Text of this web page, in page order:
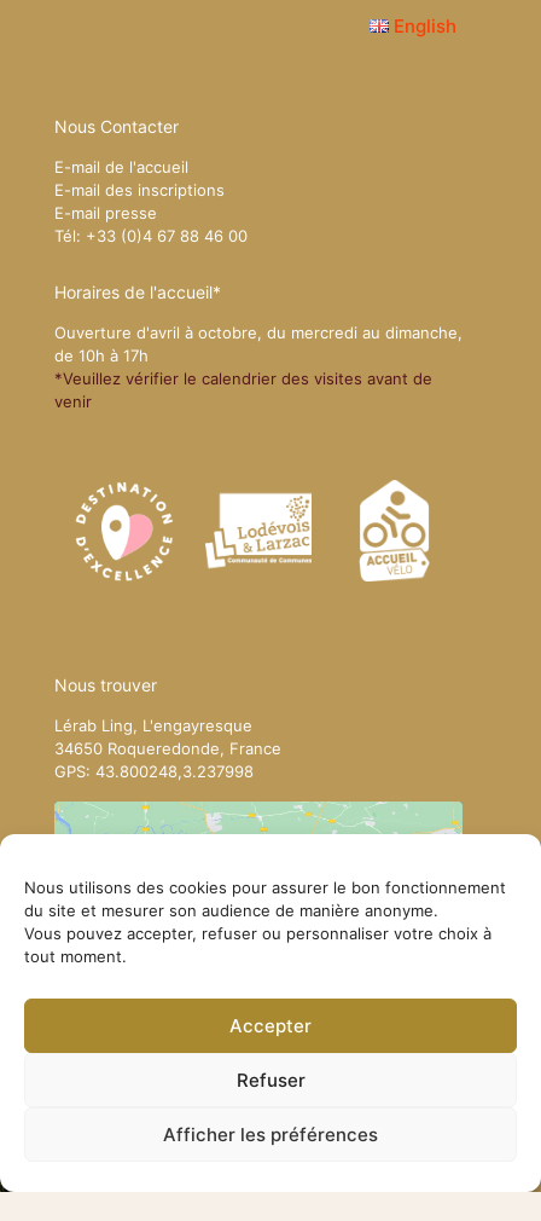
Nous utilisons des cookies pour assurer le bon fonctionnement
du site et mesurer son audience de manière anonyme.
Vous pouvez accepter, refuser ou personnaliser votre choix à
tout moment.
Accepter
Refuser
Afficher les préférences
English
Nous Contacter
E-mail de l'accueil
E-mail des inscriptions
E-mail presse
Tél: +33 (0)4 67 88 46 00
Horaires de l'accueil*
Ouverture d'avril à octobre, du mercredi au dimanche,
de 10h à 17h
*Veuillez vérifier le calendrier des visites avant de
venir
Nous trouver
Lérab Ling, L'engayresque
34650 Roqueredonde, France
GPS: 43.800248,3.237998
Cliquez pour accepter les cookies